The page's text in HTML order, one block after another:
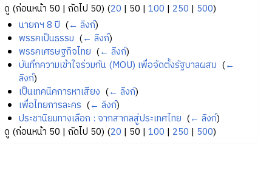
ดู (ก่อนหน้า 50 | ถัดไป 50) (20 | 50 | 100 | 250 | 500)
นายกฯ 8 ปี (← ลิงก์)
พรรคเป็นธรรม (← ลิงก์)
พรรคเศรษฐกิจไทย (← ลิงก์)
บันทึกความเข้าใจร่วมกัน (MOU) เพื่อจัดตั้งรัฐบาลผสม (←
ลิงก์)
เป็นเทคนิคการหาเสียง (← ลิงก์)
เพื่อไทยการละคร (← ลิงก์)
ประชานิยมทางเลือก : จากสากลสู่ประเทศไทย (← ลิงก์)
ดู (ก่อนหน้า 50 | ถัดไป 50) (20 | 50 | 100 | 250 | 500)